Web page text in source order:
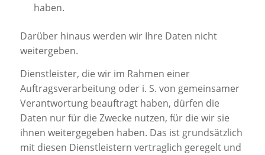
haben.
Darüber hinaus werden wir Ihre Daten nicht
weitergeben.
Dienstleister, die wir im Rahmen einer
Auftragsverarbeitung oder i. S. von gemeinsamer
Verantwortung beauftragt haben, dürfen die
Daten nur für die Zwecke nutzen, für die wir sie
ihnen weitergegeben haben. Das ist grundsätzlich
mit diesen Dienstleistern vertraglich geregelt und